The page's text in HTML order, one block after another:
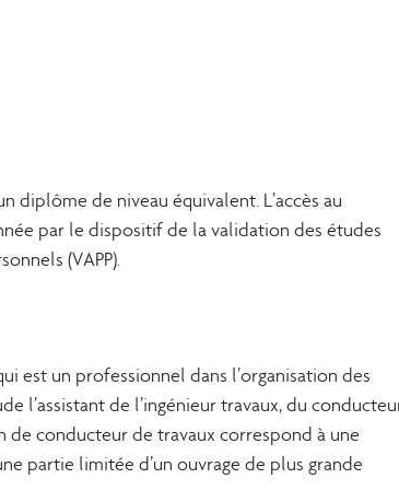
diplôme de niveau équivalent. L’accès au
par le dispositif de la validation des études
(VAPP).
est un professionnel dans l’organisation des
l’assistant de l’ingénieur travaux, du
de conducteur de travaux correspond à une
partie limitée d’un ouvrage de plus grande